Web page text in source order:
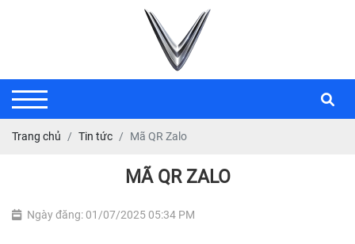
Trang chủ Tin tức Mã QR Zalo
MÃ QR ZALO
Ngày đăng: 01/07/2025 05:34 PM